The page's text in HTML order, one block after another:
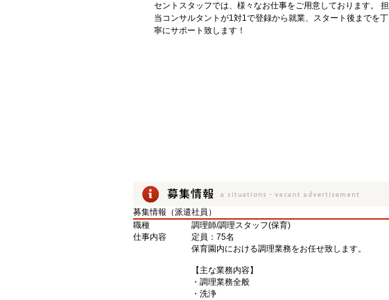
セントスタッフでは、様々なお仕事をご用意しております。 担
当コンサルタントが1対1で登録から就業、スタート後までを丁
寧にサポート致します！
募集情報（派遣社員）
職種
調理師/調理スタッフ(保育)
仕事内容
定員：75名
保育園内における調理業務をお任せ致します。
【主な業務内容】
・調理業務全般
・洗浄